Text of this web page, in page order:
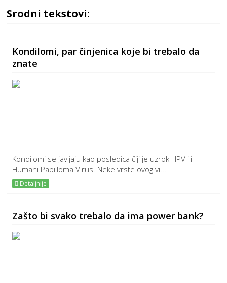
Srodni tekstovi:
Kondilomi, par činjenica koje bi trebalo da
znate
Kondilomi se javljaju kao posledica čiji je uzrok HPV ili
Humani Papilloma Virus. Neke vrste ovog vi...
Detaljnije
Zašto bi svako trebalo da ima power bank?